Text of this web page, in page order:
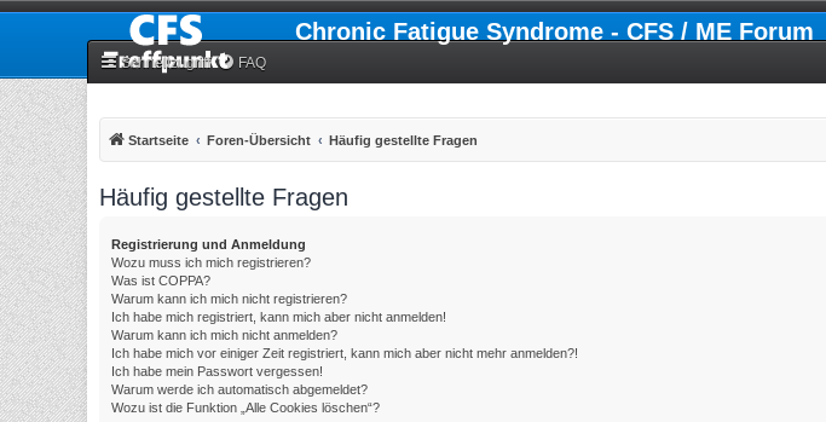
Chronic Fatigue Syndrome - CFS / ME Forum
Schnellzugriff FAQ
Startseite Foren-Übersicht Häufig gestellte Fragen
Häufig gestellte Fragen
Registrierung und Anmeldung
Wozu muss ich mich registrieren?
Was ist COPPA?
Warum kann ich mich nicht registrieren?
Ich habe mich registriert, kann mich aber nicht anmelden!
Warum kann ich mich nicht anmelden?
Ich habe mich vor einiger Zeit registriert, kann mich aber nicht mehr anmelden?!
Ich habe mein Passwort vergessen!
Warum werde ich automatisch abgemeldet?
Wozu ist die Funktion „Alle Cookies löschen“?